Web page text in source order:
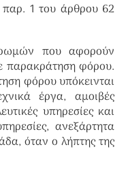
παρ. 1 του άρθρου 62
που αφορούν
παρακράτηση φόρου.
φόρου υπόκεινται
έργα, αμοιβές
υπηρεσίες και
ανεξάρτητα
όταν ο λήπτης της